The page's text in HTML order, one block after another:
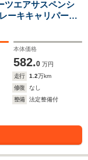
エアサスペンシ
ーキキャリパーレ
ケージ プライバ
1年
本体価格
582.0 万円
走行 1.2万km
修復
なし
整備
法定整備付